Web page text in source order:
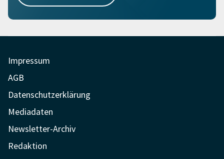
Impressum
AGB
Datenschutzerklärung
Mediadaten
Newsletter-Archiv
Redaktion